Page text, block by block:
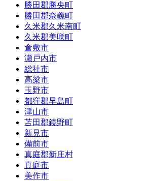
勝田郡勝央町
勝田郡奈義町
久米郡久米南町
久米郡美咲町
倉敷市
瀬戸内市
総社市
高梁市
玉野市
都窪郡早島町
津山市
苫田郡鏡野町
新見市
備前市
真庭郡新庄村
真庭市
美作市